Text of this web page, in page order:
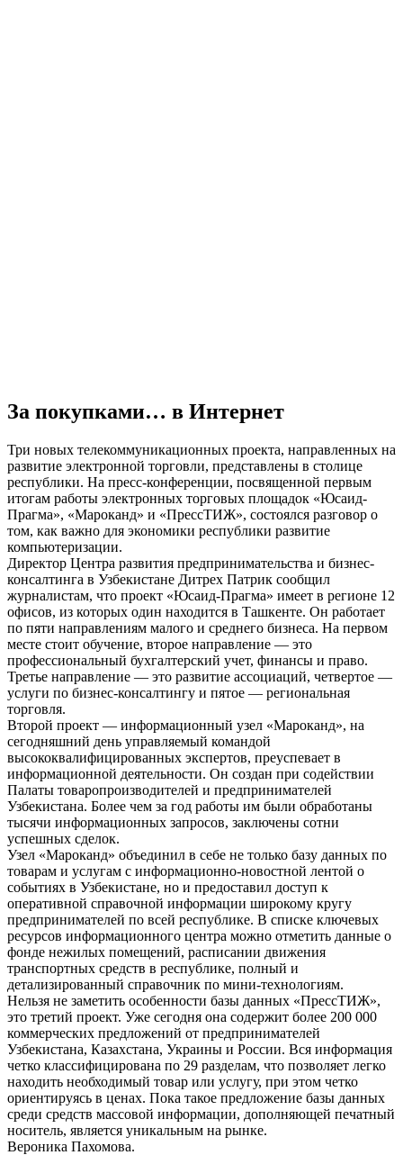
За покупками… в Интернет
Три новых телекоммуникационных проекта, направленных на
развитие электронной торговли, представлены в столице
республики. На пресс-конференции, посвященной первым
итогам работы электронных торговых площадок «Юсаид-
Прагма», «Мароканд» и «ПрессТИЖ», состоялся разговор о
том, как важно для экономики республики развитие
компьютеризации.
Директор Центра развития предпринимательства и бизнес-
консалтинга в Узбекистане Дитрех Патрик сообщил
журналистам, что проект «Юсаид-Прагма» имеет в регионе 12
офисов, из которых один находится в Ташкенте. Он работает
по пяти направлениям малого и среднего бизнеса. На первом
месте стоит обучение, второе направление — это
профессиональный бухгалтерский учет, финансы и право.
Третье направление — это развитие ассоциаций, четвертое —
услуги по бизнес-консалтингу и пятое — региональная
торговля.
Второй проект — информационный узел «Мароканд», на
сегодняшний день управляемый командой
высококвалифицированных экспертов, преуспевает в
информационной деятельности. Он создан при содействии
Палаты товаропроизводителей и предпринимателей
Узбекистана. Более чем за год работы им были обработаны
тысячи информационных запросов, заключены сотни
успешных сделок.
Узел «Мароканд» объединил в себе не только базу данных по
товарам и услугам с информационно-новостной лентой о
событиях в Узбекистане, но и предоставил доступ к
оперативной справочной информации широкому кругу
предпринимателей по всей республике. В списке ключевых
ресурсов информационного центра можно отметить данные о
фонде нежилых помещений, расписании движения
транспортных средств в республике, полный и
детализированный справочник по мини-технологиям.
Нельзя не заметить особенности базы данных «ПрессТИЖ»,
это третий проект. Уже сегодня она содержит более 200 000
коммерческих предложений от предпринимателей
Узбекистана, Казахстана, Украины и России. Вся информация
четко классифицирована по 29 разделам, что позволяет легко
находить необходимый товар или услугу, при этом четко
ориентируясь в ценах. Пока такое предложение базы данных
среди средств массовой информации, дополняющей печатный
носитель, является уникальным на рынке.
Вероника Пахомова.